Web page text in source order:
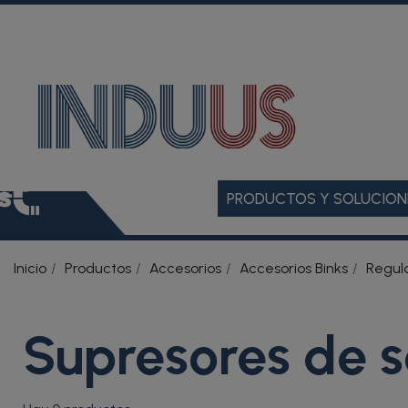
PRODUCTOS Y
Inicio Productos Accesorios Accesorios Binks
Supresores de